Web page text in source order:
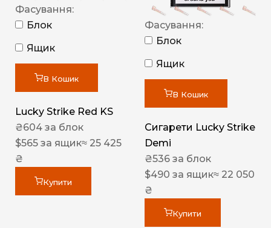
Фасування:
Блок
Ящик
В Кошик
Lucky Strike Red KS
₴604 за блок
$565 за ящик≈ 25 425
₴
Купити
Фасування:
Блок
Ящик
В Кошик
Сигарети Lucky Strike
Demi
₴536 за блок
$490 за ящик≈ 22 050
₴
Купити